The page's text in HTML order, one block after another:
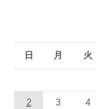
日 月 火
2 3 4